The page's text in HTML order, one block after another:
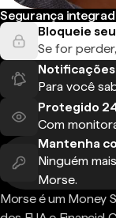
Segurança
Bloqueie
Se for
Para você
Protegido
Com
Mantenha
Ninguém
Morse.
Morse é um Money